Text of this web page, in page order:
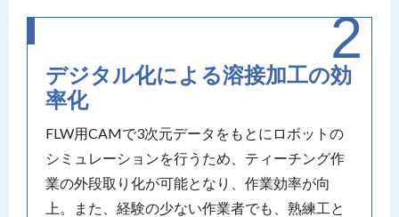
デジタル化による溶接加工の効
率化
FLW用CAMで3次元データをもとにロボットの
シミュレーションを行うため、ティーチング作
業の外段取り化が可能となり、作業効率が向
上。また、経験の少ない作業者でも、熟練工と